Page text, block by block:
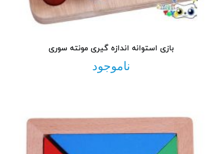
بازی استوانه اندازه گیری مونته سوری
ناموجود